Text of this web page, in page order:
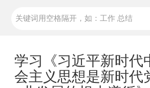
学习《习近平新时代
会主义思想是新时代